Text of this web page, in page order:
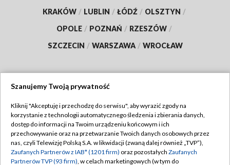
KRAKÓW / LUBLIN / ŁÓDŹ / OLSZTYN /
OPOLE / POZNAŃ / RZESZÓW /
SZCZECIN / WARSZAWA / WROCŁAW
TVP
Abonament TVP
Emisja w TVP
Regulamin TVP
Polityka prywatności
Szanujemy Twoją prywatność
Kliknij "Akceptuję i przechodzę do serwisu", aby wyrazić zgody na
korzystanie z technologii automatycznego śledzenia i zbierania danych,
dostęp do informacji na Twoim urządzeniu końcowym i ich
przechowywanie oraz na przetwarzanie Twoich danych osobowych przez
nas, czyli Telewizję Polską S.A. w likwidacji (zwaną dalej również „TVP”),
Zaufanych Partnerów z IAB* (1201 firm) oraz pozostałych Zaufanych
Partnerów TVP (93 firm), w celach marketingowych (w tym do